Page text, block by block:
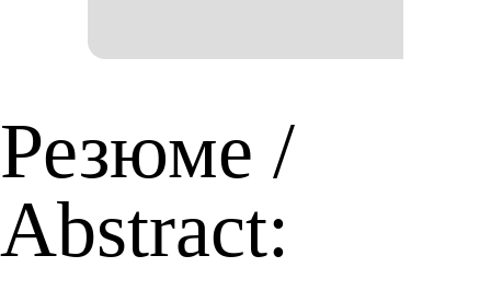
Резюме /
Abstract: